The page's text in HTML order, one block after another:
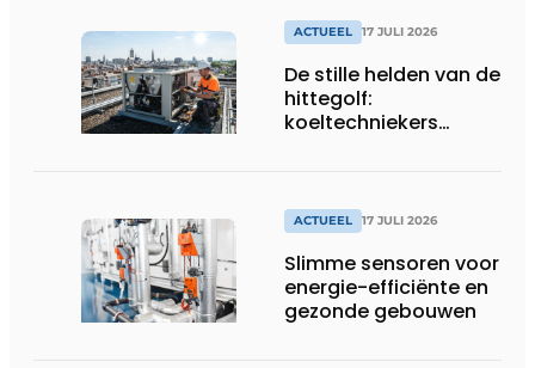
ACTUEEL 17 JULI 2026
De stille helden van de
hittegolf:
koeltechniekers
productiebedrijven
draaiende
ACTUEEL 17 JULI 2026
Slimme sensoren voor
energie-efficiënte en
gezonde gebouwen